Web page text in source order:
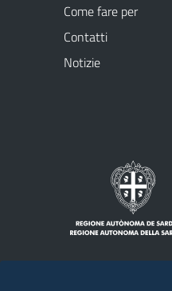
Come fare per
Contatti
Notizie